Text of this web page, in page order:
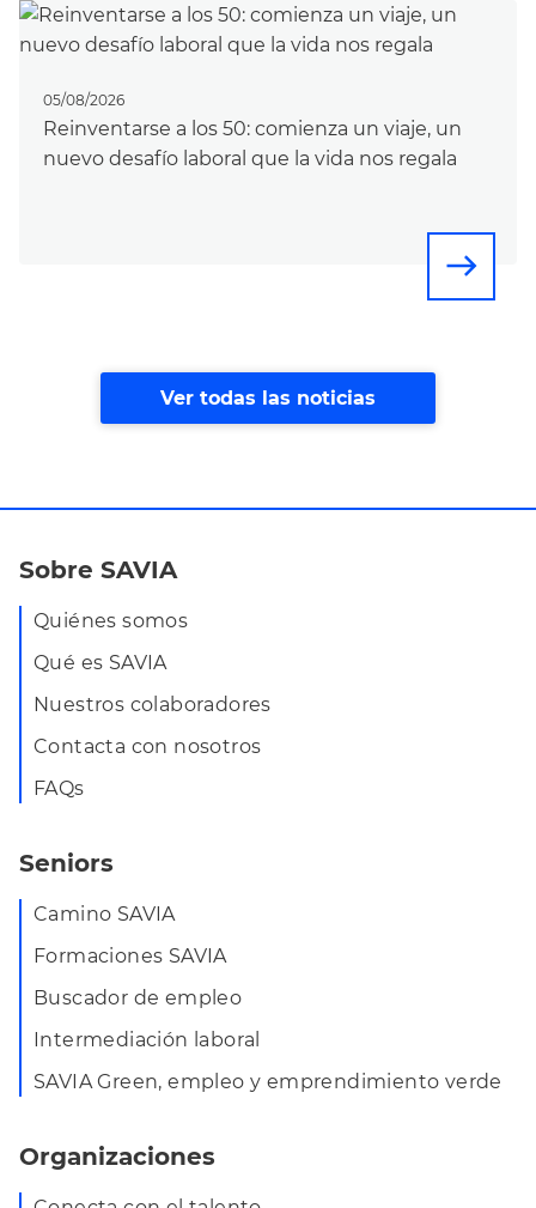
05/08/2026
Reinventarse a los 50: comienza un viaje, un
nuevo desafío laboral que la vida nos regala
east
Ver todas las noticias
Sobre SAVIA
Quiénes somos
Qué es SAVIA
Nuestros colaboradores
Contacta con nosotros
FAQs
Seniors
Camino SAVIA
Formaciones SAVIA
Buscador de empleo
Intermediación laboral
SAVIA Green, empleo y emprendimiento verde
Organizaciones